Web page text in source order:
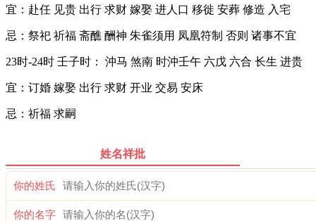
宜：赴任 见贵 出行 求财 嫁娶 进人口 移徙 安葬 修造 入宅
忌：祭祀 祈福 斋醮 酬神 朱雀须用 凤凰符制 否则 诸事不宜
23时-24时 壬子时： 沖马 煞南 时沖壬午 六戊 六合 长生 进贵
宜：订婚 嫁娶 出行 求财 开业 交易 安床
忌：祈福 求嗣
姓名祥批
你的姓氏
你的名字